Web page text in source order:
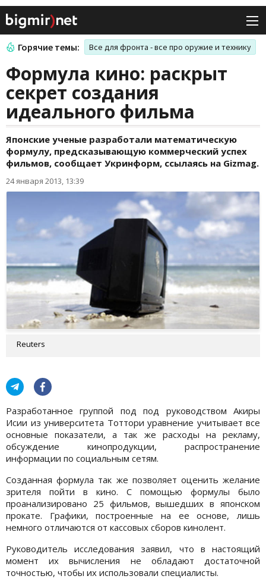
Горячие темы: Все для фронта - все про оружие и технику
Формула кино: раскрыт
секрет создания
идеального фильма
Японские ученые разработали математическую
формулу, предсказывающую коммерческий успех
фильмов, сообщает Укринформ, ссылаясь на Gizmag.
24 января 2013, 13:39
Reuters
Разработанное группой под под руководством Акиры
Исии из университета Тоттори уравнение учитывает все
основные показатели, а так же расходы на рекламу,
обсуждение кинопродукции, распространение
информации по социальным сетям.
Созданная формула так же позволяет оценить желание
зрителя пойти в кино. С помощью формулы было
проанализировано 25 фильмов, вышедших в японском
прокате. Графики, построенные на ее основе, лишь
немного отличаются от кассовых сборов кинолент.
Руководитель исследования заявил, что в настоящий
момент их вычисления не обладают достаточной
точностью, чтобы их использовали специалисты.